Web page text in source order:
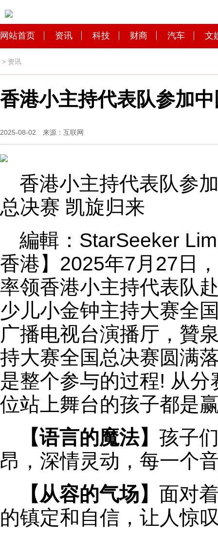
网站首页 资讯 科技 财商 汽车 文
> 资讯
香港小主持代表队参加
2025-08-02 来源：互联网
香港小主持代表队参
总决赛 凯旋归来
編輯：StarSeeker
香港】2025年7月27日
率领香港小主持代表队
少儿小金钟主持大赛全
广播电视台演播厅，贊
持大赛全国总决赛圆满
是整个参与的过程! 从
位站上舞台的孩子都是
【语言的魔法】 孩子
昂，深情灵动，每一个
【从容的气场】 面对
的镇定和自信，让人惊